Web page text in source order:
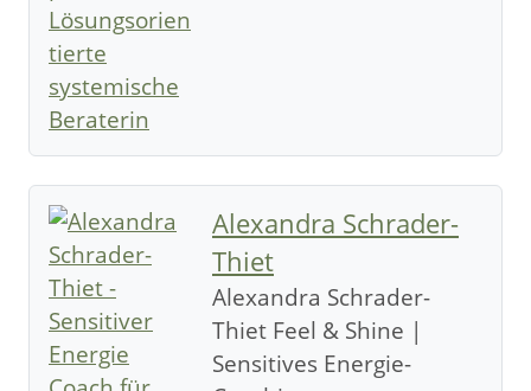
Alexandra Schrader-
Thiet
Alexandra Schrader-
Thiet Feel & Shine |
Sensitives Energie-